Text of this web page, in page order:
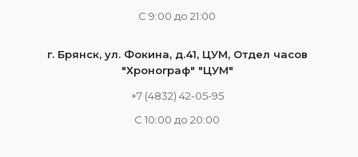
С 9:00 до 21:00
г. Брянск, ул. Фокина, д.41, ЦУМ, Отдел часов
"Хронограф" "ЦУМ"
+7 (4832) 42-05-95
С 10:00 до 20:00